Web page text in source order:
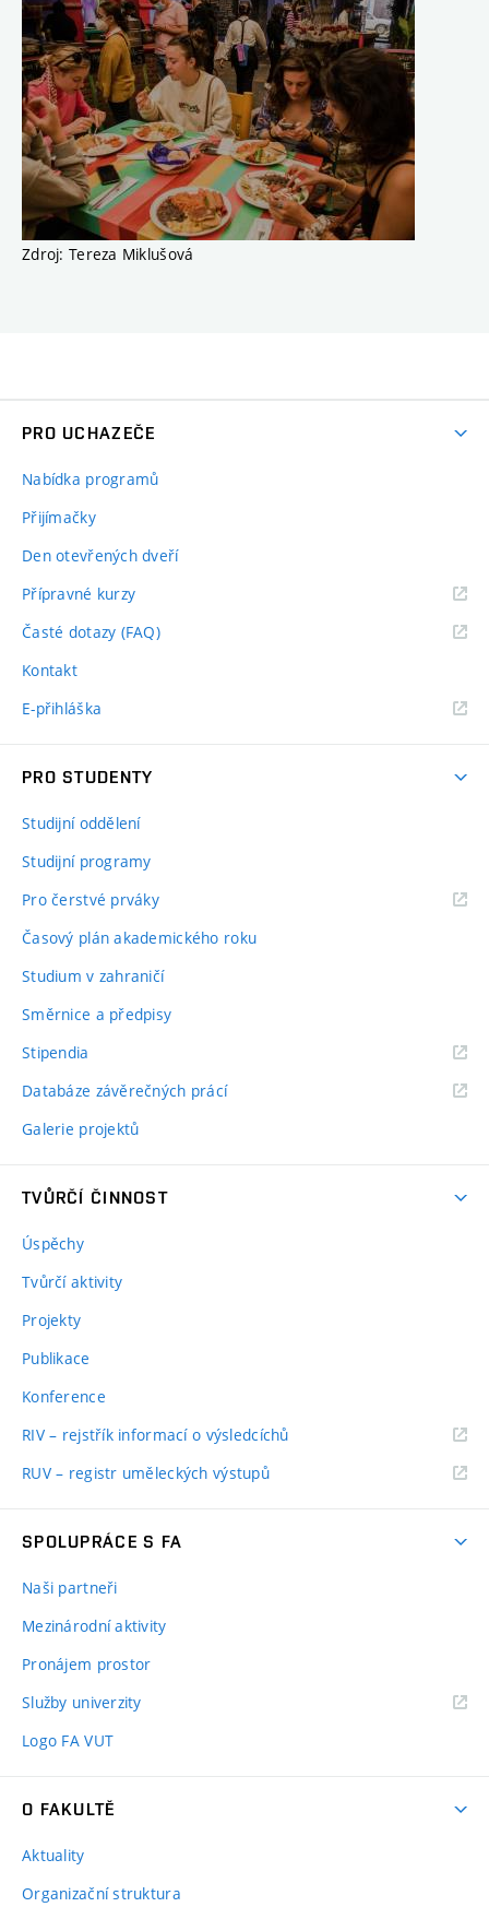
Zdroj: Tereza Miklušová
PRO UCHAZEČE
Nabídka programů
Přijímačky
Den otevřených dveří
Přípravné kurzy
Časté dotazy (FAQ)
Kontakt
E-přihláška
PRO STUDENTY
Studijní oddělení
Studijní programy
Pro čerstvé prváky
Časový plán akademického roku
Studium v zahraničí
Směrnice a předpisy
Stipendia
Databáze závěrečných prácí
Galerie projektů
TVŮRČÍ ČINNOST
Úspěchy
Tvůrčí aktivity
Projekty
Publikace
Konference
RIV – rejstřík informací o výsledcíchů
RUV – registr uměleckých výstupů
SPOLUPRÁCE S FA
Naši partneři
Mezinárodní aktivity
Pronájem prostor
Služby univerzity
Logo FA VUT
O FAKULTĚ
Aktuality
Organizační struktura